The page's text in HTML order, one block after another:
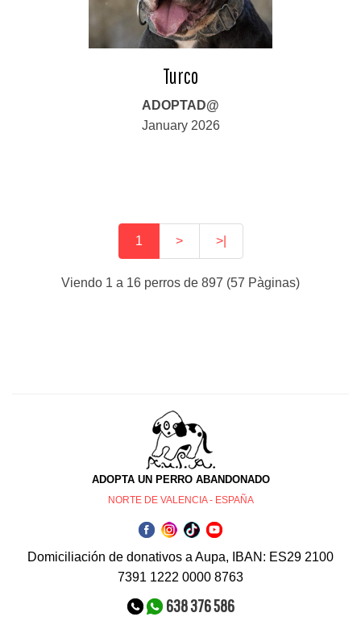
Turco
ADOPTAD@
January 2026
1 > >|
Viendo 1 a 16 perros de 897 (57 Pàginas)
ADOPTA UN PERRO ABANDONADO
NORTE DE VALENCIA - ESPAÑA
Domiciliación de donativos a Aupa, IBAN: ES29 2100
7391 1222 0000 8763
638 376 586